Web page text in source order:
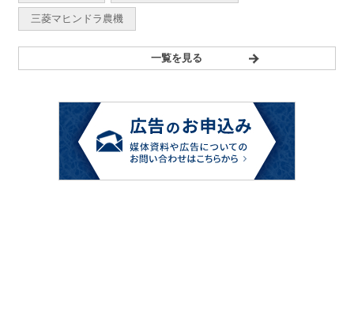
三菱マヒンドラ農機
一覧を見る